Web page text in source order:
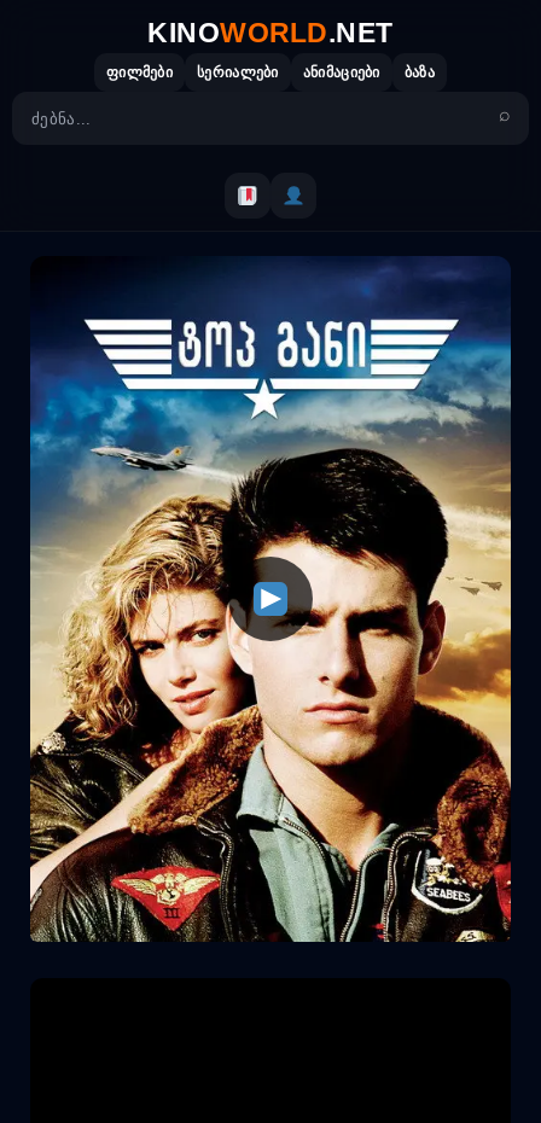
KINOWORLD.NET
ფილმები სერიალები ანიმაციები ბაზა